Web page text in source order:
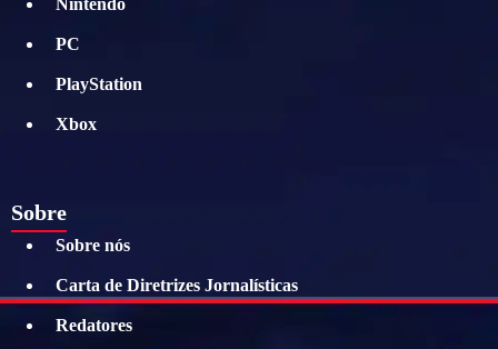
Nintendo
PC
PlayStation
Xbox
Sobre
Sobre nós
Carta de Diretrizes Jornalísticas
Redatores